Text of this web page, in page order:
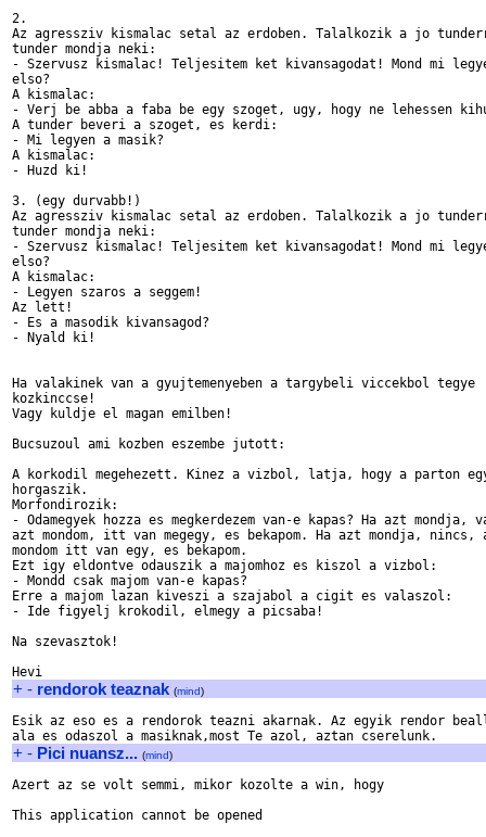
2.
Az agressziv kismalac setal az erdoben. Talalkozik a jo
tunder mondja neki:
- Szervusz kismalac! Teljesitem ket kivansagodat! Mond mi
elso?
A kismalac:
- Verj be abba a faba be egy szoget, ugy, hogy ne lehessen
A tunder beveri a szoget, es kerdi:
- Mi legyen a masik?
A kismalac:
- Huzd ki!
3. (egy durvabb!)
Az agressziv kismalac setal az erdoben. Talalkozik a jo
tunder mondja neki:
- Szervusz kismalac! Teljesitem ket kivansagodat! Mond mi
elso?
A kismalac:
- Legyen szaros a seggem!
Az lett!
- Es a masodik kivansagod?
- Nyald ki!
Ha valakinek van a gyujtemenyeben a targybeli viccekbol tegye
kozkinccse!
Vagy kuldje el magan emilben!
Bucsuzoul ami kozben eszembe jutott:
A korkodil megehezett. Kinez a vizbol, latja, hogy a parton egy
horgaszik.
Morfondirozik:
- Odamegyek hozza es megkerdezem van-e kapas? Ha azt mondja,
azt mondom, itt van megegy, es bekapom. Ha azt mondja, nincs,
mondom itt van egy, es bekapom.
Ezt igy eldontve odauszik a majomhoz es kiszol a vizbol:
- Mondd csak majom van-e kapas?
Erre a majom lazan kiveszi a szajabol a cigit es valaszol:
- Ide figyelj krokodil, elmegy a picsaba!
Na szevasztok!
+ - rendorok teaznak (mind)
Esik az eso es a rendorok teazni akarnak. Az egyik rendor
+ - Pici nuansz... (mind)
Azert az se volt semmi, mikor kozolte a win, hogy
This application cannot be opened